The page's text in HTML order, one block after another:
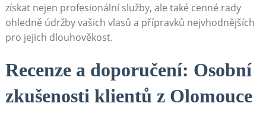
získat nejen profesionální služby, ale také cenné rady
ohledně údržby vašich vlasů a přípravků nejvhodnějších
pro jejich dlouhověkost.
Recenze a doporučení: Osobní
zkušenosti klientů z Olomouce